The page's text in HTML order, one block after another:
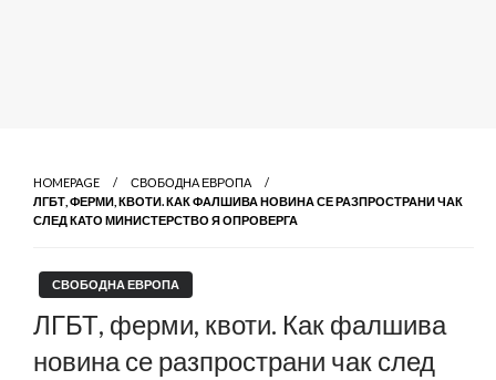
HOMEPAGE
СВОБОДНА ЕВРОПА
ЛГБТ, ФЕРМИ, КВОТИ. КАК ФАЛШИВА НОВИНА СЕ РАЗПРОСТРАНИ ЧАК
СЛЕД КАТО МИНИСТЕРСТВО Я ОПРОВЕРГА
СВОБОДНА ЕВРОПА
ЛГБТ, ферми, квоти. Как фалшива
новина се разпространи чак след